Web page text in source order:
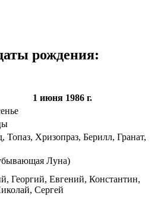
рождения:
1 июня 1986 г.
Топаз, Хризопраз, Берилл, Гранат,
Луна)
Георгий, Евгений, Константин,
Сергей